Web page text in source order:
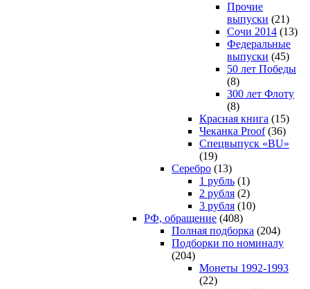
Прочие
выпуски (21)
Сочи 2014 (13)
Федеральные
выпуски (45)
50 лет Победы
(8)
300 лет Флоту
(8)
Красная книга (15)
Чеканка Proof(36)
Спецвыпуск «BU»
(19)
Серебро (13)
1 рубль (1)
2 рубля (2)
3 рубля (10)
РФ, обращение (408)
Полная подборка (204)
Подборки по номиналу
(204)
Монеты 1992-1993
(22)